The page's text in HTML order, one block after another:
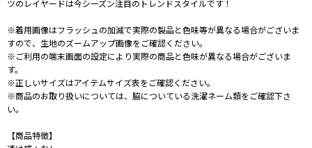
ツのレイヤードは今シーズン注目のトレンドスタイルです！
※着用画像はフラッシュの加減で実際の製品と色味等が異なる場合がございま
すので、生地のズームアップ画像をご確認ください。
※ご利用の端末画面の設定により実際の商品と色味が異なる場合がございま
す。
※正しいサイズはアイテムサイズ表をご確認ください。
※商品のお取り扱いについては、脇についている洗濯ネーム類をご確認下さ
い。
【商品特徴】